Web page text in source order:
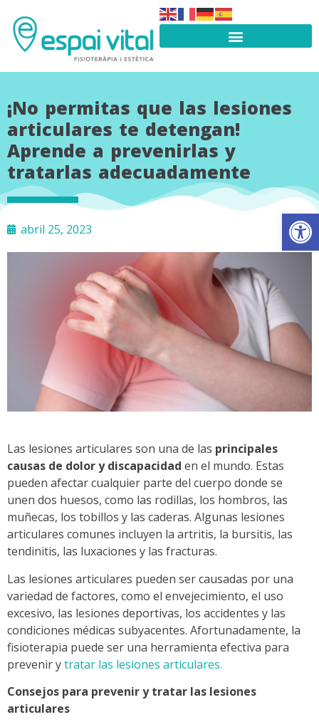
¡No permitas que las lesiones
articulares te detengan!
Aprende a prevenirlas y
tratarlas adecuadamente
abril 25, 2023
Las lesiones articulares son una de las principales
causas de dolor y discapacidad en el mundo. Estas
pueden afectar cualquier parte del cuerpo donde se
unen dos huesos, como las rodillas, los hombros, las
muñecas, los tobillos y las caderas. Algunas lesiones
articulares comunes incluyen la artritis, la bursitis, las
tendinitis, las luxaciones y las fracturas.
Las lesiones articulares pueden ser causadas por una
variedad de factores, como el envejecimiento, el uso
excesivo, las lesiones deportivas, los accidentes y las
condiciones médicas subyacentes. Afortunadamente, la
fisioterapia puede ser una herramienta efectiva para
prevenir ytratar las lesiones articulares.
Consejos para prevenir y tratar las lesiones
articulares